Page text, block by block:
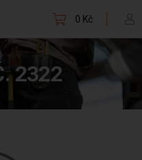
0 Kč
2322